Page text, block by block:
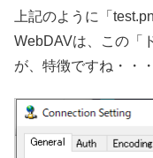
上記のように「
WebDAVは、この「
が、特徴ですね・・・